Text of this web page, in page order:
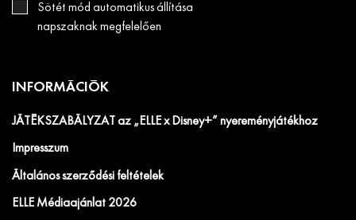
Sötét mód automatikus állítása
napszaknak megfelelően
INFORMÁCIÓK
JÁTÉKSZABÁLYZAT az „ELLE x Disney+” nyereményjátékhoz
Impresszum
Általános szerződési feltételek
ELLE Médiaajánlat 2026